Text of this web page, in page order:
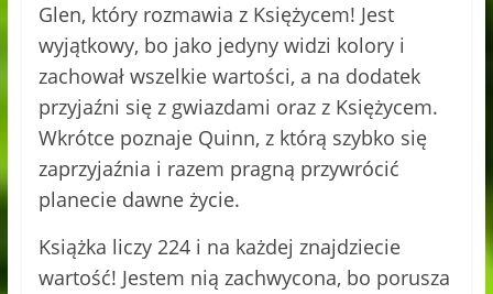
Glen, który rozmawia z Księżycem! Jest
wyjątkowy, bo jako jedyny widzi kolory i
zachował wszelkie wartości, a na dodatek
przyjaźni się z gwiazdami oraz z Księżycem.
Wkrótce poznaje Quinn, z którą szybko się
zaprzyjaźnia i razem pragną przywrócić
planecie dawne życie.
Książka liczy 224 i na każdej znajdziecie
wartość! Jestem nią zachwycona, bo porusza